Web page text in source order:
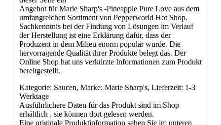
Angebot für Marie Sharp's -Pineapple Pure Love aus dem
umfangreichen Sortiment von Pepperworld Hot Shop.
Sachkenntnis bei der Findung von Lösungen im Verlauf
der Herstellung ist eine Erklärung dafür, dass der
Produzent in dem Milieu enorm populär wurde. Die
hervorragende Qualität ihrer Produkte belegt das. Der
Online Shop hat uns verkürzte Informationen zum Produkt
bereitgestellt.
Kategorie: Saucen, Marke: Marie Sharp's, Lieferzeit: 1-3
Werktage
Ausführlichere Daten für das Produkt sind im Shop
erhältlich , sie können dort gelesen werden.
Eine originale Produktinformation sehen Sie im unteren